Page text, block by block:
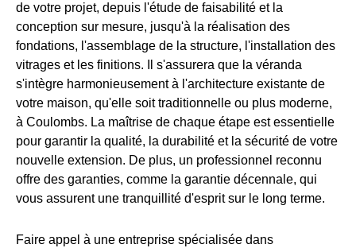
de votre projet, depuis l'étude de faisabilité et la
conception sur mesure, jusqu'à la réalisation des
fondations, l'assemblage de la structure, l'installation des
vitrages et les finitions. Il s'assurera que la véranda
s'intègre harmonieusement à l'architecture existante de
votre maison, qu'elle soit traditionnelle ou plus moderne,
à Coulombs. La maîtrise de chaque étape est essentielle
pour garantir la qualité, la durabilité et la sécurité de votre
nouvelle extension. De plus, un professionnel reconnu
offre des garanties, comme la garantie décennale, qui
vous assurent une tranquillité d'esprit sur le long terme.
Faire appel à une entreprise spécialisée dans